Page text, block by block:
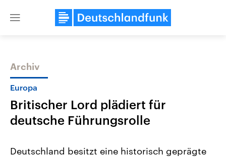
Close
Themen
Archiv
Europa
Britischer Lord plädiert für
deutsche Führungsrolle
Deutschland besitzt eine historisch geprägte